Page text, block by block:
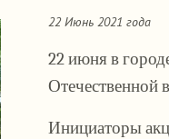
22 Июнь 2021 года
22 июня в
Отечественной
Инициаторы